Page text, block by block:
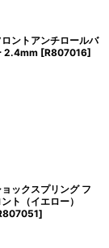
ロントアンチロールバ
2.4mm [R807016]
ョックスプリング フ
ント（イエロー）
]